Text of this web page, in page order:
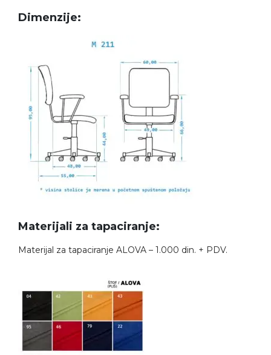
Dimenzije:
Materijali za tapaciranje:
Materijal za tapaciranje ALOVA – 1.000 din. + PDV.